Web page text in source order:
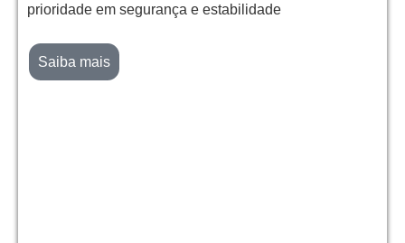
prioridade em segurança e estabilidade
Saiba mais